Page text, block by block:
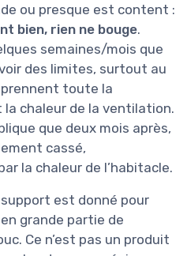
ou presque est content :
bien, rien ne bouge.
semaines/mois que
des limites, surtout au
prennent toute la
chaleur de la ventilation.
que deux mois après,
cassé,
la chaleur de l’habitacle.
est donné pour
grande partie de
Ce n’est pas un produit